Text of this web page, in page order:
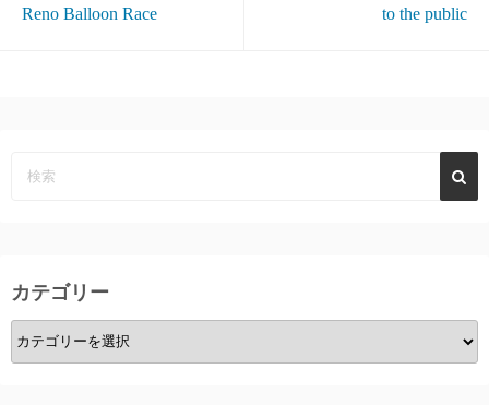
Reno Balloon Race
to the public
カテゴリー
カ
テ